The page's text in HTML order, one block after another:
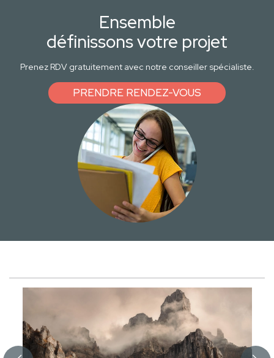
Ensemble
définissons votre projet
Prenez RDV gratuitement avec notre conseiller spécialiste.
PRENDRE RENDEZ-VOUS